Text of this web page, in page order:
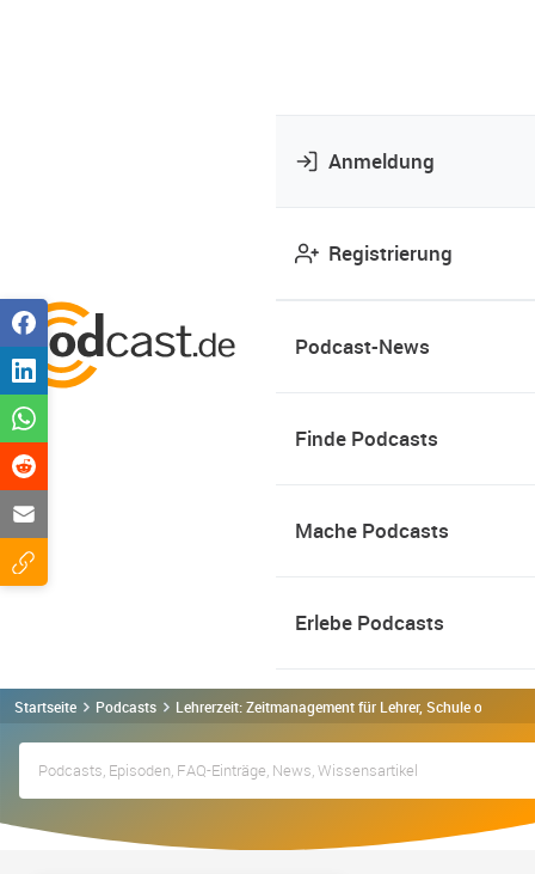
Anmeldung
Registrierung
Podcast-News
Finde Podcasts
Mache Podcasts
Erlebe Podcasts
Startseite Podcasts Lehrerzeit: Zeitmanagement für Lehrer, Schule ohne